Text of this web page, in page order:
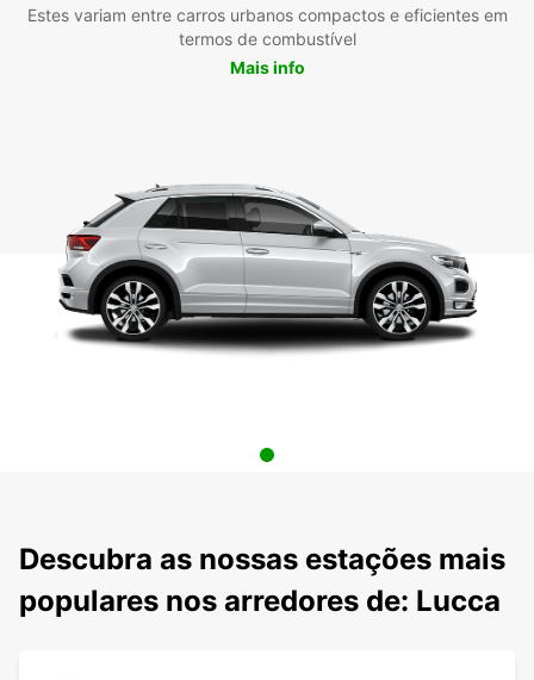
Estes variam entre carros urbanos compactos e eficientes em
termos de combustível
Mais info
Descubra as nossas estações mais
populares nos arredores de: Lucca